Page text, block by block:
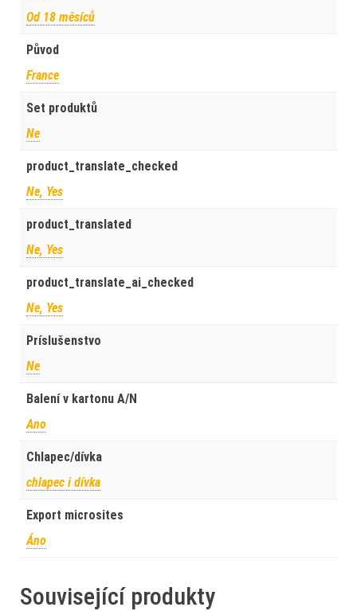
Od 18 měsíců
Původ
France
Set produktů
Ne
product_translate_checked
Ne, Yes
product_translated
Ne, Yes
product_translate_ai_checked
Ne, Yes
Príslušenstvo
Ne
Balení v kartonu A/N
Ano
Chlapec/dívka
chlapec i dívka
Export microsites
Áno
Související produkty